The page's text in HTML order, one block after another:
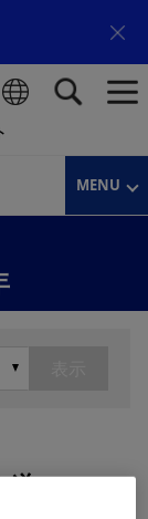
MENU
道